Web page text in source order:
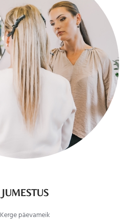
JUMESTUS
Kerge päevameik